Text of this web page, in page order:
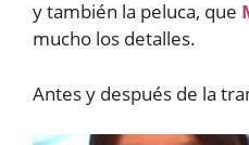
y también la peluca, que
mucho los detalles.
Antes y después de la